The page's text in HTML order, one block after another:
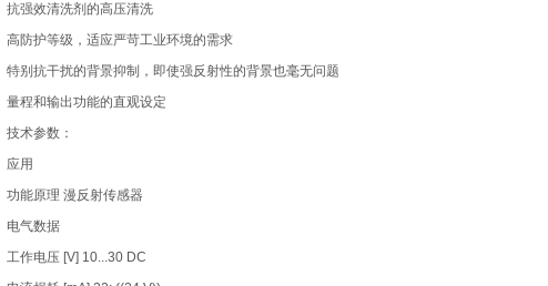
抗强效清洗剂的高压清洗
高防护等级，适应严苛工业环境的需求
特别抗干扰的背景抑制，即使强反射性的背景也毫无问题
量程和输出功能的直观设定
技术参数：
应用
功能原理 漫反射传感器
电气数据
工作电压 [V] 10...30 DC